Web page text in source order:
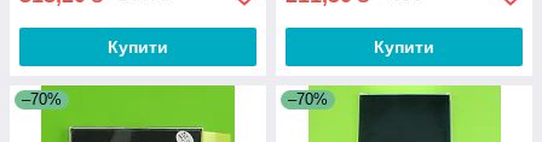
Купити Купити
–70% –70%